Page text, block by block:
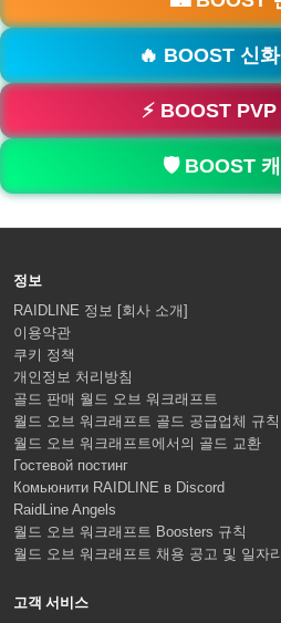
🔥 BOOST 신
⚡ BOOST
🛡️ BOOST 캐
정보
RAIDLINE 정보 [회사 소개]
이용약관
쿠키 정책
개인정보 처리방침
골드 판매 월드 오브 워크래프트
월드 오브 워크래프트 골드 공급업체 규칙
월드 오브 워크래프트에서의 골드 교환
Гостевой постинг
Комьюнити RAIDLINE в Discord
RaidLine Angels
월드 오브 워크래프트 Boosters 규칙
월드 오브 워크래프트 채용 공고 및 일자리
고객 서비스